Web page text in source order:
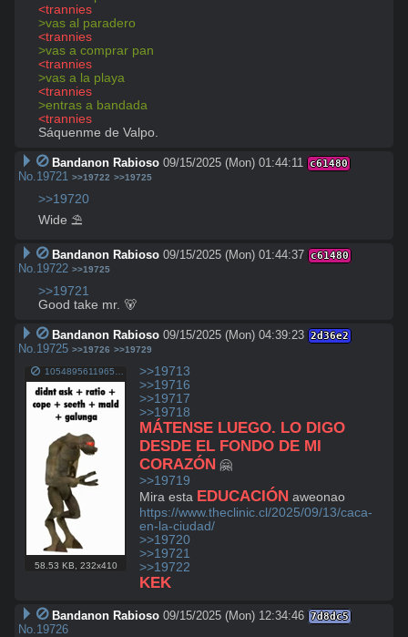
<trannies
>vas al paradero
<trannies
>vas a comprar pan
<trannies
>vas a la playa
<trannies
>entras a bandada
<trannies
Sáquenme de Valpo.
Bandanon Rabioso 09/15/2025 (Mon) 01:44:11 c61480
No. 19721 >>19722 >>19725
>>19720
Wide ⛱️
Bandanon Rabioso 09/15/2025 (Mon) 01:44:37 c61480
No. 19722 >>19725
>>19721
Good take mr. 🐻
Bandanon Rabioso 09/15/2025 (Mon) 04:39:23 2d36e2
No. 19725 >>19726 >>19729
58.53 KB 232x410
>>19713
>>19716
>>19717
>>19718
MÁTENSE LUEGO. LO DIGO
DESDE EL FONDO DE MI
CORAZÓN
>>19719
Mira esta EDUCACIÓN
https://www.theclinic.cl/2025/09/13/caca-
en-la-ciudad/
>>19720
>>19721
>>19722
KEK
Bandanon Rabioso 09/15/2025 (Mon) 12:34:46 7d8dc5
No. 19726